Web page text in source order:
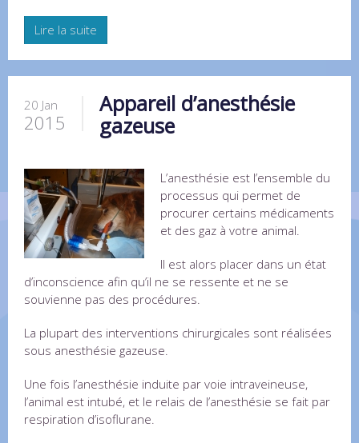
Lire la suite
20 Jan
2015
Appareil d’anesthésie
gazeuse
L’anesthésie est l’ensemble du
processus qui permet de
procurer certains médicaments
et des gaz à votre animal.
Il est alors placer dans un état
d’inconscience afin qu’il ne se ressente et ne se
souvienne pas des procédures.
La plupart des interventions chirurgicales sont réalisées
sous anesthésie gazeuse.
Une fois l’anesthésie induite par voie intraveineuse,
l’animal est intubé, et le relais de l’anesthésie se fait par
respiration d’isoflurane.